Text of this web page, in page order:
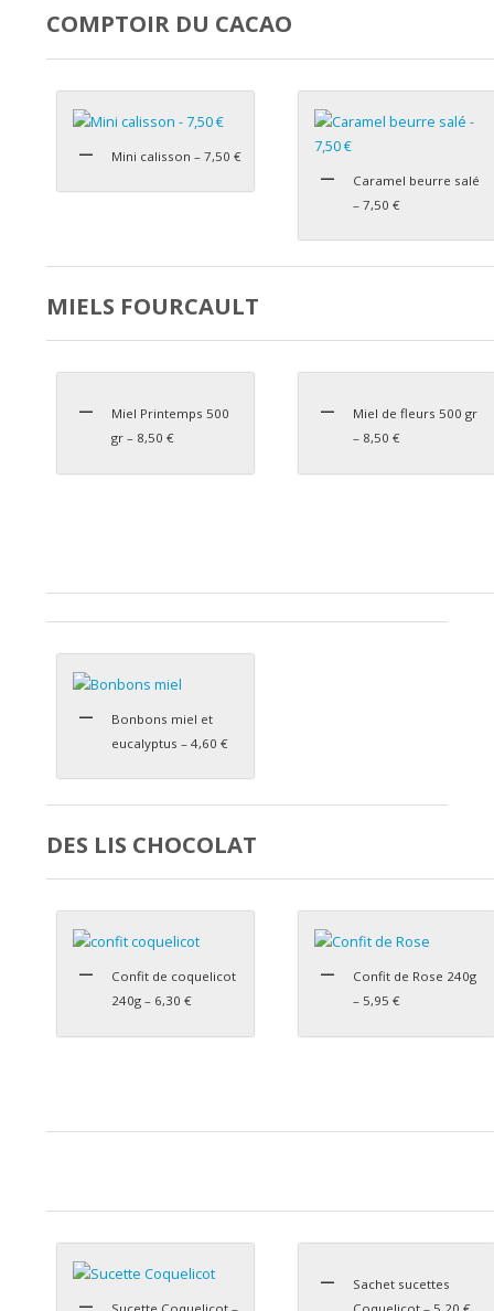
COMPTOIR DU CACAO
Mini calisson – 7,50 €
Caramel beurre salé
– 7,50 €
MIELS FOURCAULT
Miel Printemps 500
gr – 8,50 €
Miel de fleurs 500 gr
– 8,50 €
Bonbons miel et
eucalyptus – 4,60 €
DES LIS CHOCOLAT
Confit de coquelicot
240g – 6,30 €
Confit de Rose 240g
– 5,95 €
Sachet sucettes